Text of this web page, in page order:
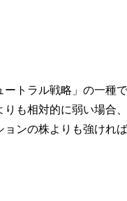
トラル戦略」の一種
も相対的に弱い場合
ンの株よりも強けれ